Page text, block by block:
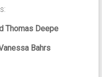
Thomas Deepe
Bahrs